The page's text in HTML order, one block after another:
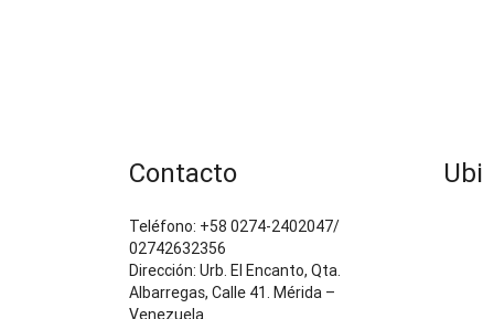
Contacto
Teléfono: +58 0274-2402047/
02742632356
Dirección: Urb. El Encanto, Qta.
Albarregas, Calle 41. Mérida –
Venezuela.